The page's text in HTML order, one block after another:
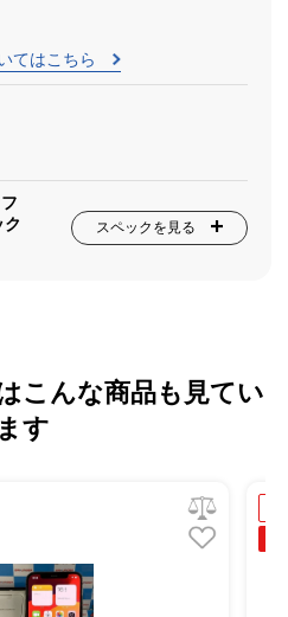
てはこちら
スペックを見る
こんな商品も見てい
ます